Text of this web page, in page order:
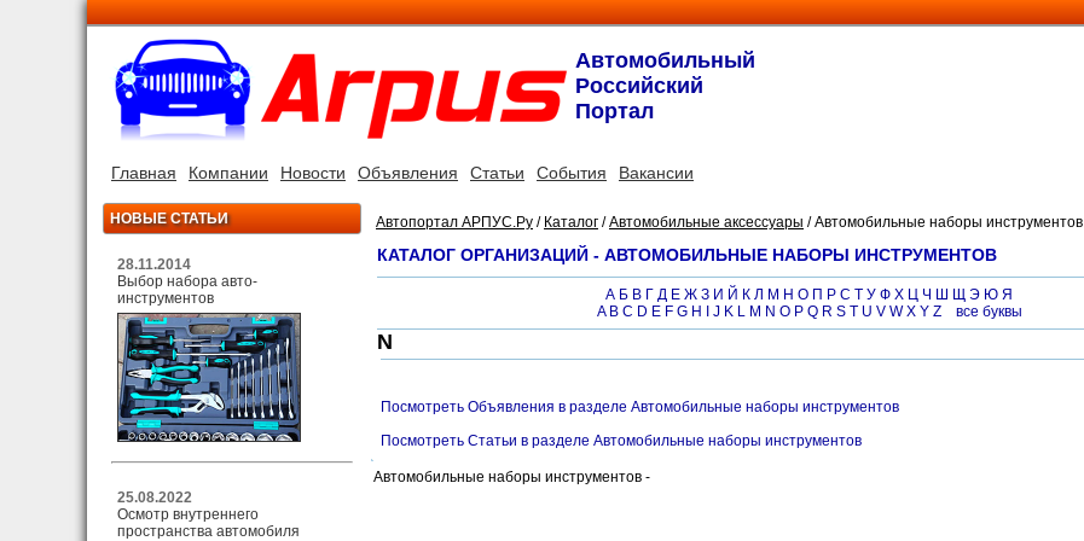
Автомобильный
Российский
Портал
Главная Компании Новости Объявления Статьи События Вакансии
НОВЫЕ СТАТЬИ
28.11.2014
Выбор набора авто-
инструментов
25.08.2022
Осмотр внутреннего
пространства автомобиля
Автопортал АРПУС.Ру / Каталог /Автомобильные аксессуары / Автомобильные наборы инструментов
КАТАЛОГ ОРГАНИЗАЦИЙ - АВТОМОБИЛЬНЫЕ НАБОРЫ ИНСТРУМЕНТОВ
А Б В Г Д Е Ж З И Й К Л М Н О П Р С Т У Ф Х Ц Ч Ш Щ Э Ю Я
A B C D E F G H J K L M N O P Q R S T U V W X Y Z все буквы
N
Посмотреть Объявления в разделе Автомобильные наборы инструментов
Посмотреть Статьи в разделе Автомобильные наборы инструментов
Автомобильные наборы инструментов -